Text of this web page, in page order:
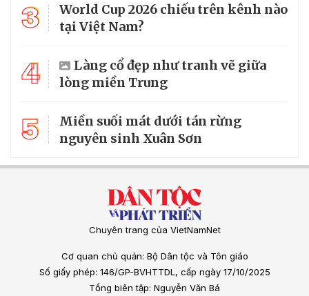
3
World Cup 2026 chiếu trên kênh nào
tại Việt Nam?
4
Làng cổ đẹp như tranh vẽ giữa
lòng miền Trung
5
Miền suối mát dưới tán rừng
nguyên sinh Xuân Sơn
Chuyên trang của VietNamNet
Cơ quan chủ quản: Bộ Dân tộc và Tôn giáo
Số giấy phép: 146/GP-BVHTTDL, cấp ngày 17/10/2025
Tổng biên tập: Nguyễn Văn Bá